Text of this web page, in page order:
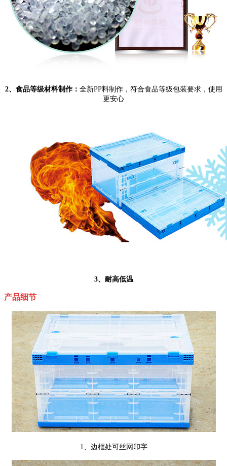
2、食品等级材料制作： 全新PP料制作，符合食品等级包装要求，使用
更安心
3、耐高低温
产品细节
1、边框处可丝网印字